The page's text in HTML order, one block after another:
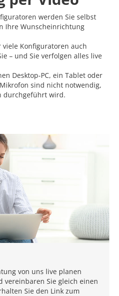
werden Sie selbst
Ihre Wunscheinrichtung
Konfiguratoren auch
– und Sie verfolgen alles live
Desktop-PC, ein Tablet oder
sind nicht notwendig,
durchgeführt wird.
von uns live planen
vereinbaren Sie gleich einen
Sie den Link zum